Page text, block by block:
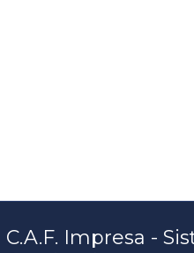
C.A.F. Impresa -